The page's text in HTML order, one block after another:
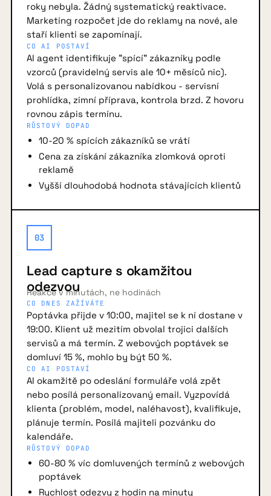
roky nebyla. Žádný systematický reaktivace.
Marketing rozpočet jde do reklamy na nové, ale
staří klienti se zapomínají.
CO AI POSTAVÍ
AI agent identifikuje "spící" zákazníky podle
vzorců (pravidelný servis ale 10+ měsíců nic).
Volá s personalizovanou nabídkou - servisní
prohlídka, zimní příprava, kontrola brzd. Z hovoru
rovnou zápis termínu.
RŮSTOVÝ DOPAD
10-20 % spících zákazníků se vrátí
Cena za získání zákazníka zlomková oproti
reklamě
Vyšší dlouhodobá hodnota stávajících klientů
03
Lead capture s okamžitou
odezvou
Reakce v minutách, ne hodinách
CO DNES ZAŽÍVÁTE
Poptávka přijde v 10:00, majitel se k ní dostane v
19:00. Klient už mezitím obvolal trojici dalších
servisů a má termín. Z webových poptávek se
domluví 15 %, mohlo by být 50 %.
CO AI POSTAVÍ
AI okamžitě po odeslání formuláře volá zpět
nebo posílá personalizovaný email. Vyzpovídá
klienta (problém, model, naléhavost), kvalifikuje,
plánuje termín. Posílá majiteli pozvánku do
kalendáře.
RŮSTOVÝ DOPAD
60-80 % víc domluvených termínů z webových
poptávek
Rychlost odezvy z hodin na minuty